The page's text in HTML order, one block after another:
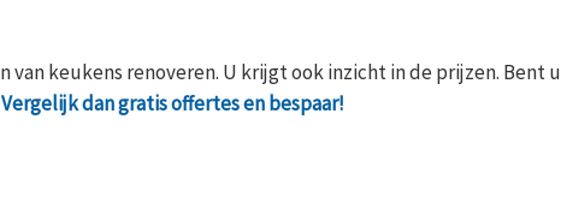
keukens renoveren. U krijgt ook inzicht in de prijzen. Bent u
Vergelijk dan gratis offertes en bespaar!